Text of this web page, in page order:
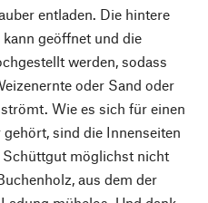
entladen. Die hintere
geöffnet und die
werden, sodass
oder Sand oder
Wie es sich für einen
sind die Innenseiten
Schüttgut möglichst nicht
aus dem der